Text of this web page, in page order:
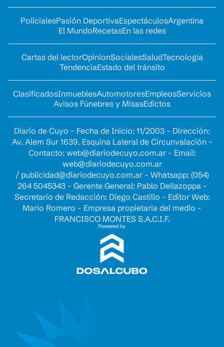
PolicialesPasión DeportivaEspectáculosArgentina
El MundoRecetasEn las redes
Cartas del lectorOpinionSocialesSaludTecnología
TendenciaEstado del tránsito
ClasificadosInmueblesAutomotoresEmpleosServicios
Avisos Fúnebres y MisasEdictos
Diario de Cuyo - Fecha de Inicio: 11/2003 - Dirección:
Av. Alem Sur 1639. Esquina Lateral de Circunvalación -
Contacto: web@diariodecuyo.com.ar- Email:
web@diariodecuyo.com.ar
/ publicidad@diariodecuyo.com.ar- Whatsapp: (054)
264 5045343 - Gerente General: Pablo Dellazoppa -
Secretario de Redacción: Diego Castillo - Editor Web:
Mario Romero - Empresa propietaria del medio -
FRANCISCO MONTES S.A.C.I.F.